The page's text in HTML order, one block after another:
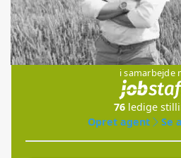
i samarbejde
76 ledige
Opret agent
Se